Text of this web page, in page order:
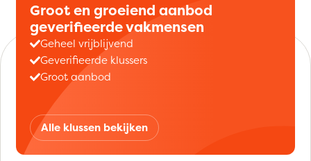
Groot en groeiend aanbod
geverifieerde vakmensen
Geheel vrijblijvend
Geverifieerde klussers
Groot aanbod
Alle klussen bekijken